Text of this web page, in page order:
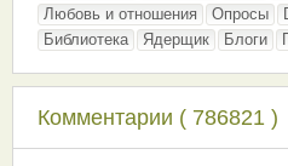
Любовь и отношения
Опросы
Библиотека
Ядерщик Блоги
Комментарии ( 786821 )